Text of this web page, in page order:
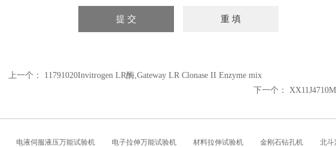
上一个：
11791020Invitrogen LR酶,Gateway LR Clonase II Enzyme mix
下一个：
电液伺服液压万能试验机 电子拉伸万能试验机 材料拉伸试验机 金刚石钻孔机 北斗